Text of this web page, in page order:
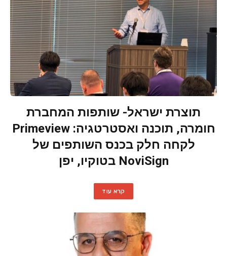
תוצרת ישראל- שותפות המחברת
חומרה, תוכנה ואסטרטגיה: Primeview
לקחה חלק בכנס השותפים של
NoviSign בטוקיו, יפן
קרא עוד